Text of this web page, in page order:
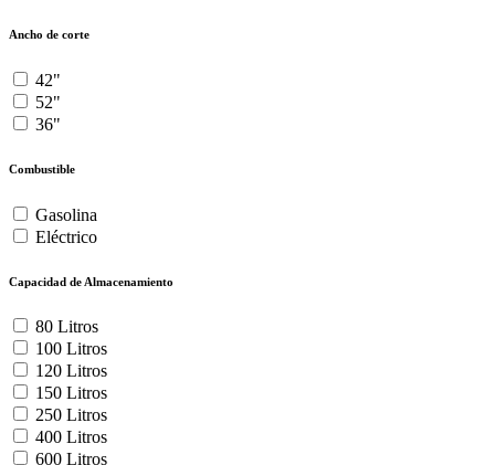
Ancho de corte
42"
52"
36"
Combustible
Gasolina
Eléctrico
Capacidad de Almacenamiento
80 Litros
100 Litros
120 Litros
150 Litros
250 Litros
400 Litros
600 Litros